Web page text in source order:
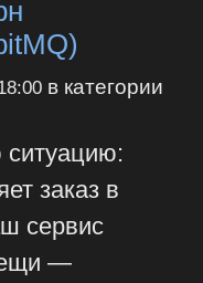
в категории
ситуацию:
заказ в
сервис
—